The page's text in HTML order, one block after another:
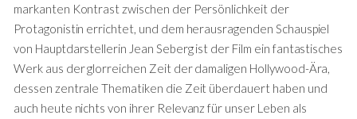
markanten Kontrast zwischen der Persönlichkeit der
Protagonistin errichtet, und dem herausragenden Schauspiel
von Hauptdarstellerin Jean Seberg ist der Film ein fantastisches
Werk aus der glorreichen Zeit der damaligen Hollywood-Ära,
dessen zentrale Thematiken die Zeit überdauert haben und
auch heute nichts von ihrer Relevanz für unser Leben als